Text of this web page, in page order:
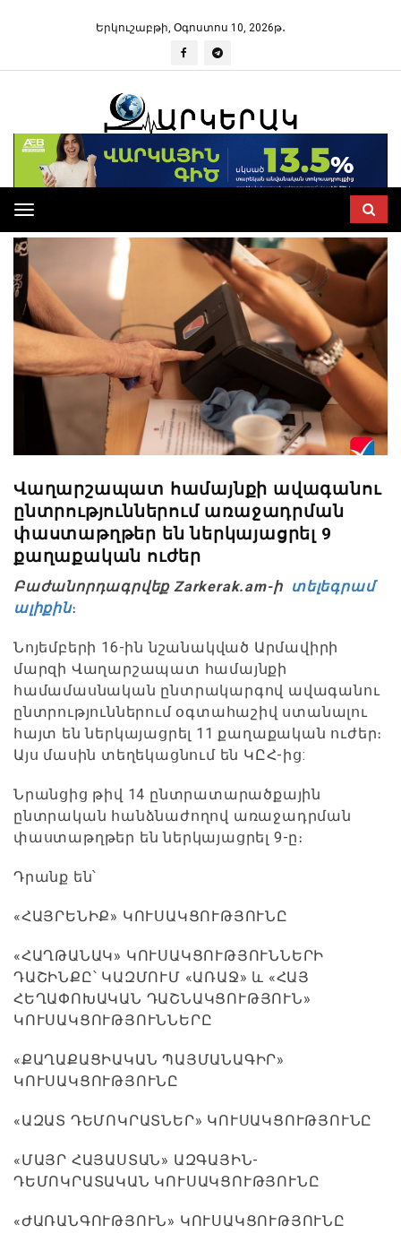
Երկուշաբթի, Օգոստոս 10, 2026թ․
Toggle
navigation
Վաղարշապատ համայնքի ավագանու
ընտրություններում առաջադրման
փաստաթղթեր են ներկայացրել 9
քաղաքական ուժեր
Բաժանորդագրվեք Zarkerak.am-ի տելեգրամ
ալիքին։
Նոյեմբերի 16-ին նշանակված Արմավիրի
մարզի Վաղարշապատ համայնքի
համամասնական ընտրակարգով ավագանու
ընտրություններում օգտահաշիվ ստանալու
հայտ են ներկայացրել 11 քաղաքական ուժեր։
Այս մասին տեղեկացնում են ԿԸՀ-ից:
Նրանցից թիվ 14 ընտրատարածքային
ընտրական հանձնաժողով առաջադրման
փաստաթղթեր են ներկայացրել 9-ը։
Դրանք են՝
«ՀԱՅՐԵՆԻՔ» ԿՈՒՍԱԿՑՈՒԹՅՈՒՆԸ
«ՀԱՂԹԱՆԱԿ» ԿՈՒՍԱԿՑՈՒԹՅՈՒՆՆԵՐԻ
ԴԱՇԻՆՔԸ՝ ԿԱԶՄՈՒՄ «ԱՌԱՋ» և «ՀԱՅ
ՀԵՂԱՓՈԽԱԿԱՆ ԴԱՇՆԱԿՑՈՒԹՅՈՒՆ»
ԿՈՒՍԱԿՑՈՒԹՅՈՒՆՆԵՐԸ
«ՔԱՂԱՔԱՑԻԱԿԱՆ ՊԱՅՄԱՆԱԳԻՐ»
ԿՈՒՍԱԿՑՈՒԹՅՈՒՆԸ
«ԱԶԱՏ ԴԵՄՈԿՐԱՏՆԵՐ» ԿՈՒՍԱԿՑՈՒԹՅՈՒՆԸ
«ՄԱՅՐ ՀԱՅԱՍՏԱՆ» ԱԶԳԱՅԻՆ-
ԴԵՄՈԿՐԱՏԱԿԱՆ ԿՈՒՍԱԿՑՈՒԹՅՈՒՆԸ
«ԺԱՌԱՆԳՈՒԹՅՈՒՆ» ԿՈՒՍԱԿՑՈՒԹՅՈՒՆԸ